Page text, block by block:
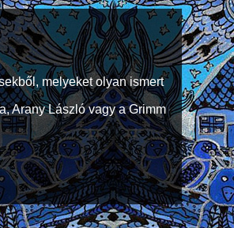
melyeket olyan ismert
Arany László vagy a Grimm